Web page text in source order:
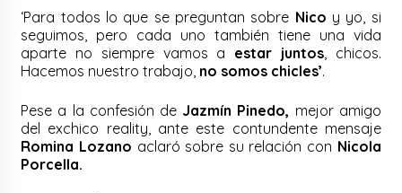
‘Para todos lo que se preguntan sobre Nico y yo, si
seguimos, pero cada uno también tiene una vida
aparte no siempre vamos a estar juntos , chicos.
Hacemos nuestro trabajo, no somos chicles’.
Pese a la confesión de Jazmín Pinedo, mejor amigo
del exchico reality, ante este contundente mensaje
Romina Lozano aclaró sobre su relación con Nicola
Porcella.